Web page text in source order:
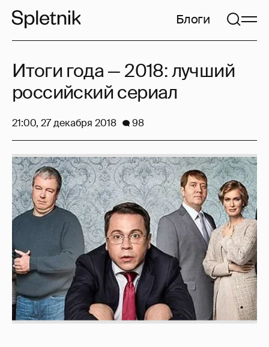
Блоги
Итоги года — 2018: лучший
российский сериал
21:00, 27 декабря 2018 98